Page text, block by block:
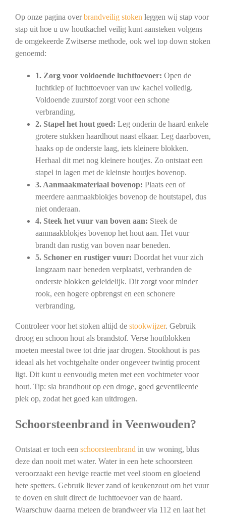
Op onze pagina overbrandveilig stoken leggen wij stap voor
stap uit hoe u uw houtkachel veilig kunt aansteken volgens
de omgekeerde Zwitserse methode, ook wel top down stoken
genoemd:
1. Zorg voor voldoende luchttoevoer: Open de
luchtklep of luchttoevoer van uw kachel volledig.
Voldoende zuurstof zorgt voor een schone
verbranding.
2. Stapel het hout goed: Leg onderin de haard enkele
grotere stukken haardhout naast elkaar. Leg daarboven,
haaks op de onderste laag, iets kleinere blokken.
Herhaal dit met nog kleinere houtjes. Zo ontstaat een
stapel in lagen met de kleinste houtjes bovenop.
3. Aanmaakmateriaal bovenop: Plaats een of
meerdere aanmaakblokjes bovenop de houtstapel, dus
niet onderaan.
4. Steek het vuur van boven aan: Steek de
aanmaakblokjes bovenop het hout aan. Het vuur
brandt dan rustig van boven naar beneden.
5. Schoner en rustiger vuur: Doordat het vuur zich
langzaam naar beneden verplaatst, verbranden de
onderste blokken geleidelijk. Dit zorgt voor minder
rook, een hogere opbrengst en een schonere
verbranding.
Controleer voor het stoken altijd de stookwijzer. Gebruik
droog en schoon hout als brandstof. Verse houtblokken
moeten meestal twee tot drie jaar drogen. Stookhout is pas
ideaal als het vochtgehalte onder ongeveer twintig procent
ligt. Dit kunt u eenvoudig meten met een vochtmeter voor
hout. Tip: sla brandhout op een droge, goed geventileerde
plek op, zodat het goed kan uitdrogen.
Schoorsteenbrand in Veenwouden?
Ontstaat er toch een schoorsteenbrand in uw woning, blus
deze dan nooit met water. Water in een hete schoorsteen
veroorzaakt een hevige reactie met veel stoom en gloeiend
hete spetters. Gebruik liever zand of keukenzout om het vuur
te doven en sluit direct de luchttoevoer van de haard.
Waarschuw daarna meteen de brandweer via 112 en laat het